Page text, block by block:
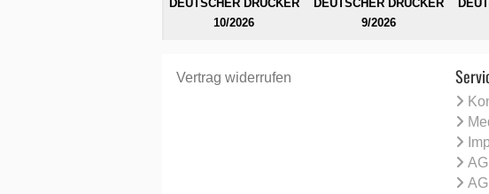
DEUTSCHER DRUCKER
10/2026
DEUTSCHER DRUCKER
9/2026
Vertrag widerrufen